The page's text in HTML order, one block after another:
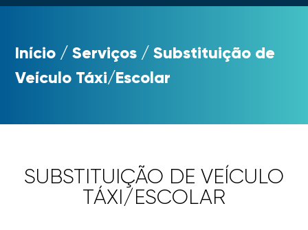
Início /Serviços /Substituição de
Veículo Táxi/Escolar
SUBSTITUIÇÃO DE VEÍCULO
TÁXI/ESCOLAR